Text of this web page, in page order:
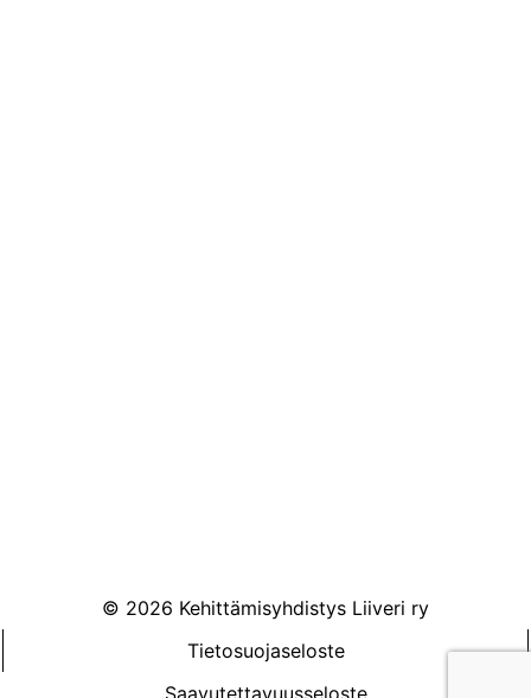
© 2026 Kehittämisyhdistys Liiveri ry
Tietosuojaseloste
Saavutettavuusseloste